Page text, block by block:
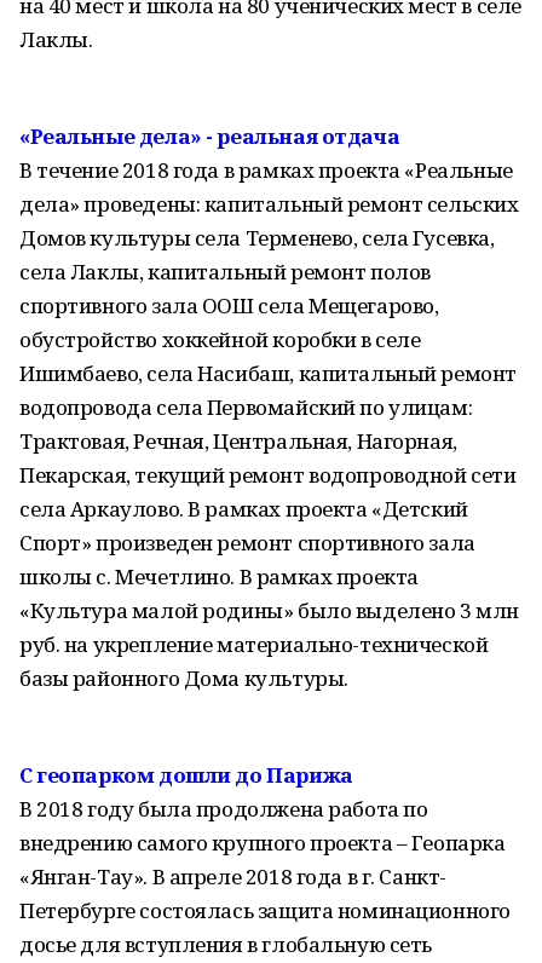
Лаклы.
«Реальные дела» - реальная отдача
В течение 2018 года в рамках проекта «Реальные
дела» проведены: капитальный ремонт сельских
Домов культуры села Терменево, села Гусевка,
села Лаклы, капитальный ремонт полов
спортивного зала ООШ села Мещегарово,
обустройство хоккейной коробки в селе
Ишимбаево, села Насибаш, капитальный ремонт
водопровода села Первомайский по улицам:
Трактовая, Речная, Центральная, Нагорная,
Пекарская, текущий ремонт водопроводной сети
села Аркаулово. В рамках проекта «Детский
Спорт» произведен ремонт спортивного зала
школы с. Мечетлино. В рамках проекта
«Культура малой родины» было выделено 3 млн
руб. на укрепление материально-технической
базы районного Дома культуры.
С геопарком дошли до Парижа
В 2018 году была продолжена работа по
внедрению самого крупного проекта – Геопарка
«Янган-Тау». В апреле 2018 года в г. Санкт-
Петербурге состоялась защита номинационного
досье для вступления в глобальную сеть